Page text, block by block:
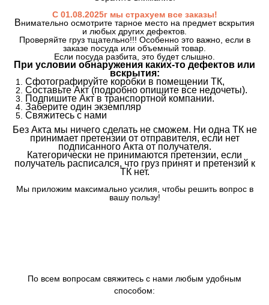
С 01.08.2025г мы страхуем все заказы!
Внимательно осмотрите тарное место на предмет вскрытия
и любых других дефектов.
Проверяйте груз тщательно!!! Особенно это важно, если в
заказе посуда или объемный товар.
Если посуда разбита, это будет слышно.
При условии обнаружения каких-то дефектов или
вскрытия:
Сфотографируйте коробки в помещении ТК,
Составьте Акт (подробно опишите все недочеты).
Подпишите Акт в транспортной компании.
Заберите один экземпляр
Свяжитесь с нами
Без Акта мы ничего сделать не сможем. Ни одна ТК не
принимает претензии от отправителя, если нет
подписанного Акта от получателя.
Категорически не принимаются претензии, если
получатель расписался, что груз принят и претензий к
ТК нет.
Мы приложим максимально усилия, чтобы решить вопрос в
вашу пользу!
По всем вопросам свяжитесь с нами любым удобным
способом: